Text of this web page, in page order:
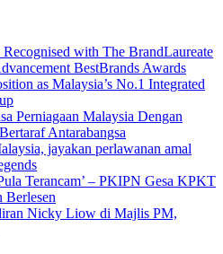
with The BrandLaureate
BestBrands Awards
as Malaysia’s No.1 Integrated
Perniagaan Malaysia Dengan
Antarabangsa
jayakan perlawanan amal
Terancam’ – PKIPN Gesa KPKT
Berlesen
Nicky Liow di Majlis PM,